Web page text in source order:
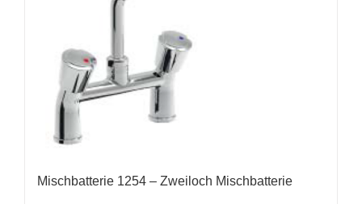
Mischbatterie 1254 – Zweiloch Mischbatterie